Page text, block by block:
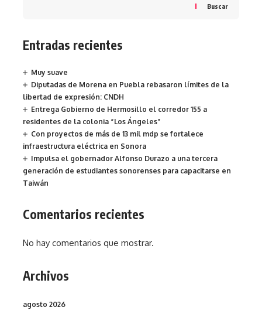
Buscar
Entradas recientes
Muy suave
Diputadas de Morena en Puebla rebasaron límites de la
libertad de expresión: CNDH
Entrega Gobierno de Hermosillo el corredor 155 a
residentes de la colonia “Los Ángeles”
Con proyectos de más de 13 mil mdp se fortalece
infraestructura eléctrica en Sonora
Impulsa el gobernador Alfonso Durazo a una tercera
generación de estudiantes sonorenses para capacitarse en
Taiwán
Comentarios recientes
No hay comentarios que mostrar.
Archivos
agosto 2026